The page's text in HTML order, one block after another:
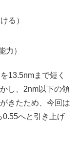
る）
力）
13.5nmまで短く
し、2nm以下の領
きたため、今回は
0.55へと引き上げ